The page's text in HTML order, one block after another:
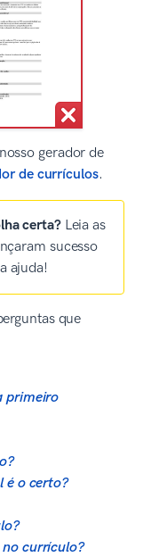
gerador de
de currículos.
certa?Leia as
sucesso
ajuda!
que
primeiro
é o certo?
no currículo?